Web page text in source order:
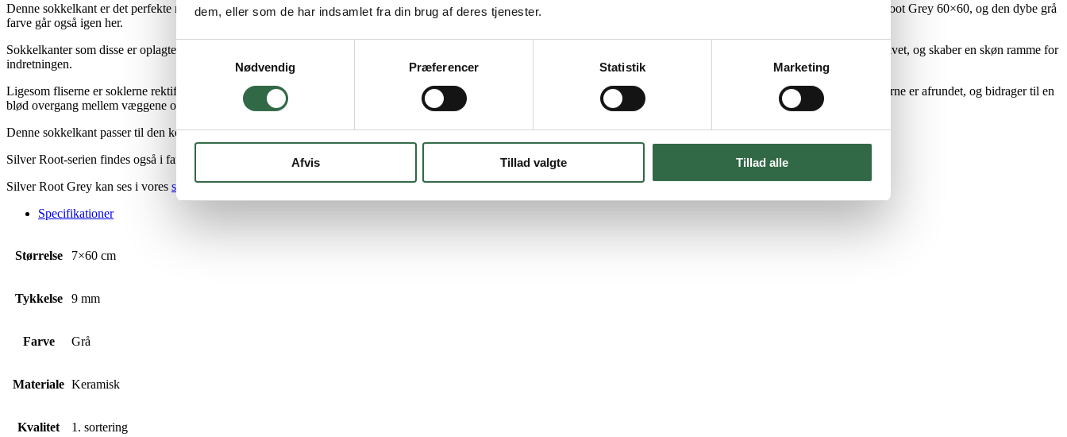
dem, eller som de har indsamlet fra din brug af deres tjenester.
Samtykkevalg
Nødvendig
Præferencer Statistik Marketing
Afvis Tillad valgte Tillad alle
Denne sokkelkant er det perfekte match til Silver Root Grey 60×60. Sokkelkanten skaber harmoni og er med til at binde rummet sammen. Dens levende design matcher Silver Root Grey 60×60, og den dybe grå
farve går også igen her.
Sokkelkanter som disse er oplagte til at skabe en praktisk indretning, hvor de udsatte område af væggene er beskyttet af soklerne. Samtidig bidrager de til en flot afslutning på gulvet, og skaber en skøn ramme for
indretningen.
Ligesom fliserne er soklerne rektificerede, altså har skarpskårede kanter. Dette gør at de kan lægges med en smal fuge for et sammenhængende udtryk. Den øverste kant på soklerne er afrundet, og bidrager til en
blød overgang mellem væggene og fliserne.
Denne sokkelkant passer til den keramiske flise Silver Root Grey, der findes i størrelserne60×60 cmog60×120 cm.
Silver Root-serien findes også i farverne
Silver Root Grey kan ses i vores showroom i Herlev.
Specifikationer
Størrelse 7×60 cm
Tykkelse 9 mm
Farve Grå
Materiale Keramisk
Kvalitet 1. sortering